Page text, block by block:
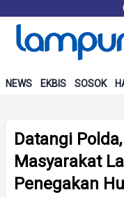
NEWS EKBIS SOSOK
Datangi
Masyarakat
Penegakan